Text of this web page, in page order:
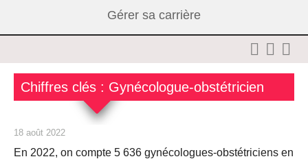
Gérer sa carrière
Chiffres clés : Gynécologue-obstétricien
18 août 2022
En 2022, on compte 5 636 gynécologues-obstétriciens en